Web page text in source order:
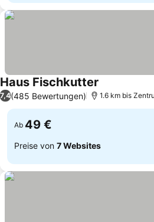
Haus Fischkutter
7,4(485 Bewertungen) 1.6 km bis
Ab 49 €
Preise von 7 Websites